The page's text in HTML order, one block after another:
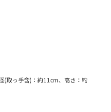
(取っ手含)：約11cm、高さ：約